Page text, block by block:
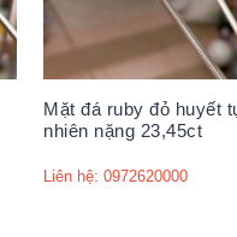
Mặt đá ruby đỏ huyết
nhiên nặng 23,45ct
Liên hệ: 0972620000